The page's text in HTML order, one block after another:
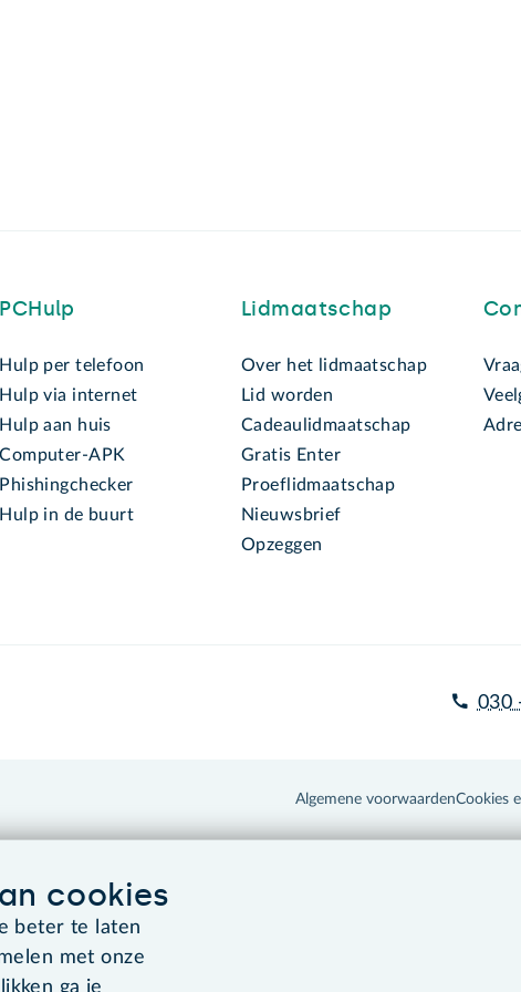
PCHulp
Hulp per telefoon
Hulp via internet
Hulp aan huis
Computer-APK
Phishingchecker
Hulp in de buurt
Lidmaatschap
Over het lidmaatschap
Lid worden
Cadeaulidmaatschap
Gratis Enter
Proeflidmaatschap
Nieuwsbrief
Opzeggen
030
Algemene voorwaardenCookies
cookies
beter te laten
met onze
ga je